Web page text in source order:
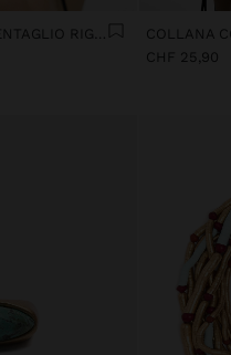
CHF 25,90